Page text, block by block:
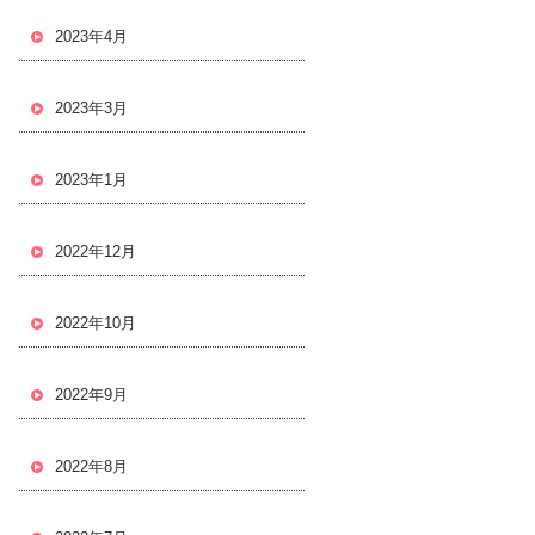
2023年4月
2023年3月
2023年1月
2022年12月
2022年10月
2022年9月
2022年8月